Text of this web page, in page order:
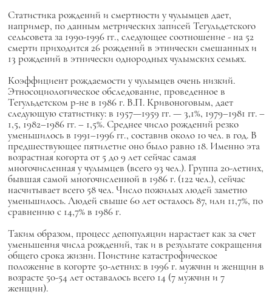
Статистика рождений и смертности у чулымцев дает,
например, по данным метрических записей Тегульдетского
сельсовета за 1990-1996 гг., следующее соотношение - на 52
смерти приходится 26 рождений в этнически смешанных и
13 рождений в этнически однородных чулымских семьях.
Коэффициент рождаемости у чулымцев очень низкий.
Этносоциологическое обследование, проведенное в
Тегульдетском р-не в 1986 г. В.П. Кривоноговым, дает
следующую статистику: в 1957—1959 гг. — 3,1%, 1979–1981 гг. –
1,5, 1982–1986 гг. – 1,5%. Среднее число рождений резко
уменьшилось в 1991–1996 гг., составив около 10 чел. в год. В
предшествующее пятилетие оно было равно 18. Именно эта
возрастная когорта от 5 до 9 лет сейчас самая
многочисленная у чулымцев (всего 93 чел.). Группа 20-летних,
бывшая самой многочисленной в 1986 г. (122 чел.), сейчас
насчитывает всего 58 чел. Число пожилых людей заметно
уменьшилось. Людей свыше 60 лет осталось 87, или 11,7%, по
сравнению с 14,7% в 1986 г.
Таким образом, процесс депопуляции нарастает как за счет
уменьшения числа рождений, так и в результате сокращения
общего срока жизни. Поистине катастрофическое
положение в когорте 50-летних: в 1996 г. мужчин и женщин в
возрасте 50-54 лет оставалось всего 14 (7 мужчин и 7
женщин).